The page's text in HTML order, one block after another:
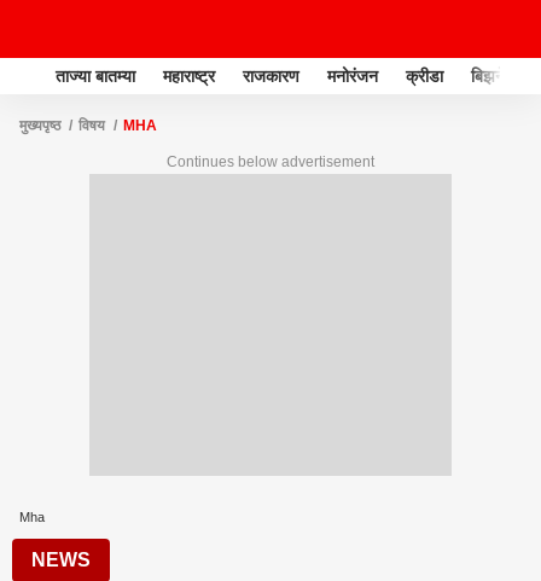
ताज्या बातम्या महाराष्ट्र राजकारण मनोरंजन क्रीडा बिझनेस
मुख्यपृष्ठ विषय MHA
Continues below advertisement
Mha
NEWS